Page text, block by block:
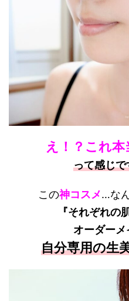
え！？これ
って感じ
この神コスメ…な
『それぞれの
オーダーメ
自分専用の生